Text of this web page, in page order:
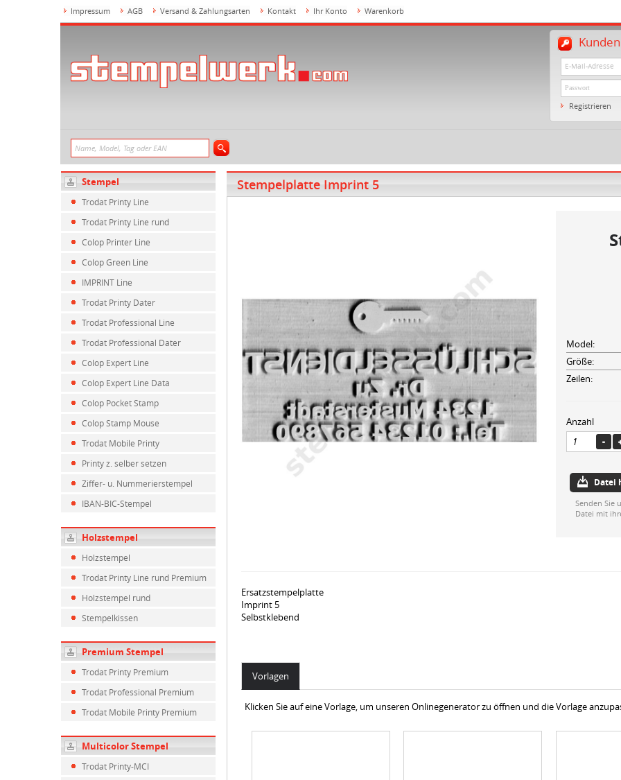
Impressum AGB Versand & Zahlungsarten Kontakt Ihr Konto Warenkorb
Registrieren
Stempel
Trodat Printy Line
Trodat Printy Line rund
Colop Printer Line
Colop Green Line
IMPRINT Line
Trodat Printy Dater
Trodat Professional Line
Trodat Professional Dater
Colop Expert Line
Colop Expert Line Data
Colop Pocket Stamp
Colop Stamp Mouse
Trodat Mobile Printy
Printy z. selber setzen
Ziffer- u. Nummerierstempel
IBAN-BIC-Stempel
Holzstempel
Holzstempel
Trodat Printy Line rund Premium
Holzstempel rund
Stempelkissen
Premium Stempel
Trodat Printy Premium
Trodat Professional Premium
Trodat Mobile Printy Premium
Multicolor Stempel
Trodat Printy-MCI
Stempelplatte Imprint 5
Model:
Größe:
Zeilen:
Anzahl
Datei
Senden Sie
Datei mit
Ersatzstempelplatte
Imprint 5
Selbstklebend
Vorlagen
Klicken Sie auf eine Vorlage, um unseren Onlinegenerator zu öffnen und die Vorlage